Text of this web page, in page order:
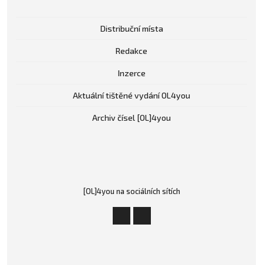
Distribuční místa
Redakce
Inzerce
Aktuální tištěné vydání OL4you
Archiv čísel [OL]4you
[OL]4you na sociálních sítích